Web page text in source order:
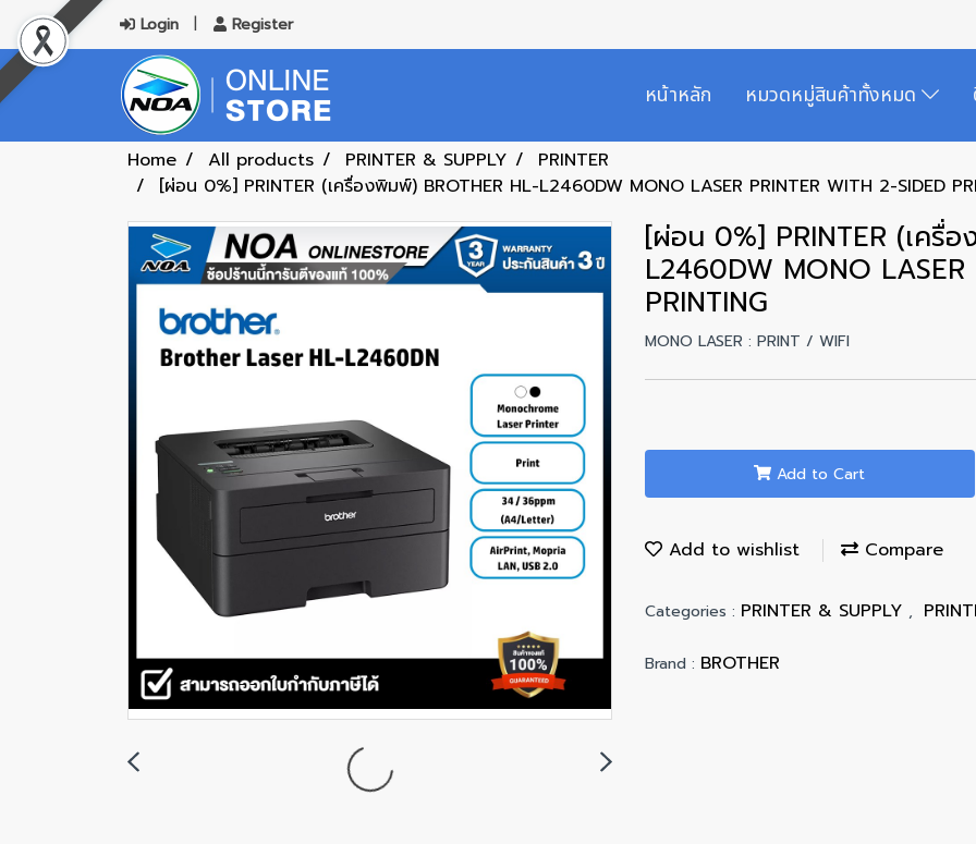
Login Register
หน้าหลัก หมวดหมู่สินค้าทั้งหมด
Home All products PRINTER & SUPPLY
PRINTER
[ผ่อน 0%] PRINTER (เครื่องพิมพ์) BROTHER HL-L2460DW MONO LASER PRINTER WITH 2-SIDED
[ผ่อน 0%] PRINTER (เครื่
L2460DW MONO LASER
PRINTING
MONO LASER : PRINT / WIFI
Add to Cart
Add to wishlist Compare
Categories : PRINTER & SUPPLY ,
Brand : BROTHER